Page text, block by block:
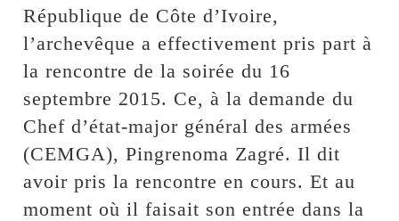
République de Côte d’Ivoire,
l’archevêque a effectivement pris part à
la rencontre de la soirée du 16
septembre 2015. Ce, à la demande du
Chef d’état-major général des armées
(CEMGA), Pingrenoma Zagré. Il dit
avoir pris la rencontre en cours. Et au
moment où il faisait son entrée dans la